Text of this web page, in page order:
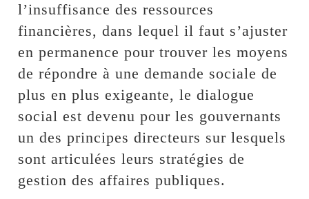
l’insuffisance des ressources
financières, dans lequel il faut s’ajuster
en permanence pour trouver les moyens
de répondre à une demande sociale de
plus en plus exigeante, le dialogue
social est devenu pour les gouvernants
un des principes directeurs sur lesquels
sont articulées leurs stratégies de
gestion des affaires publiques.